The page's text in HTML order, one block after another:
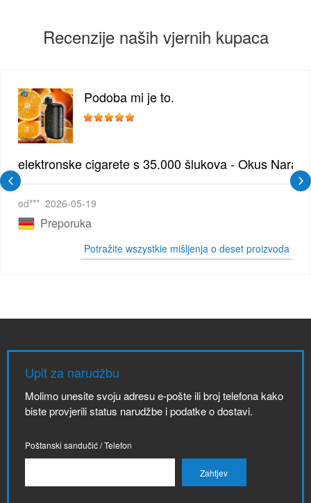
Recenzije naših vjernih kupaca
| Elegantna Voćna Kombinacija
Podoba mi je to.
elektronske cigarete s 35.000 šlukova - Okus
od*** 2026-05-19
Preporuka
Potražite wszystkie mišljenja o deset proizvoda
Upit za narudžbu
Molimo unesite svoju adresu e-pošte ili broj telefona kako
biste provjerili status narudžbe i podatke o dostavi.
Poštanski sandučić / Telefon